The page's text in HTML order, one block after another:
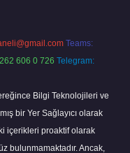
Teams:
606 0 726 Telegram:
Bilgi Teknolojileri ve
bir Yer Sağlayıcı olarak
içerikleri proaktif olarak
bulunmamaktadır. Ancak,